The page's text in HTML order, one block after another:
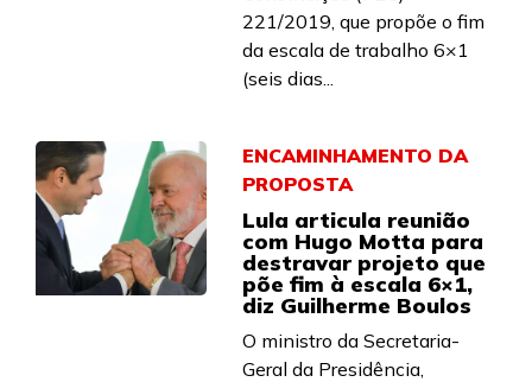
221/2019, que propõe o fim
da escala de trabalho 6×1
(seis dias...
ENCAMINHAMENTO DA
PROPOSTA
Lula articula reunião
com Hugo Motta para
destravar projeto que
põe fim à escala 6×1,
diz Guilherme Boulos
O ministro da Secretaria-
Geral da Presidência,